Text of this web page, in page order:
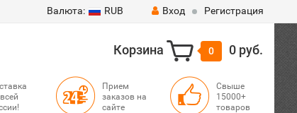
Валюта: RUB Вход Регистрация
Корзина 0 0 руб.
Прием
заказов на
сайте
Свыше
15000+
товаров